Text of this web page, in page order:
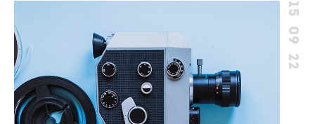
15 09 22